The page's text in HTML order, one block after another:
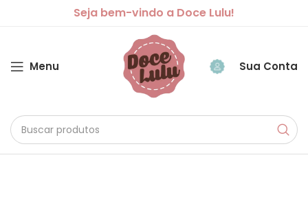
Seja bem-vindo a Doce Lulu!
Menu Sua Conta